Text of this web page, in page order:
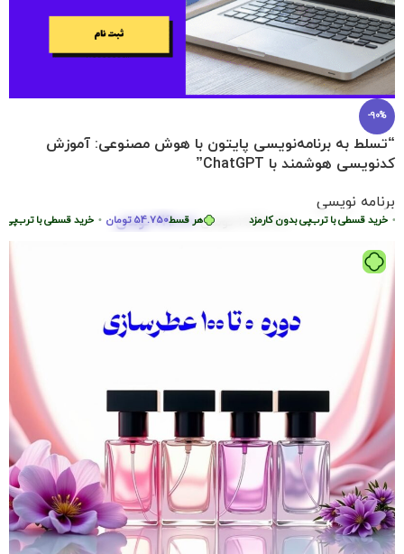
هر قسط54.750تومان • خرید قسطی با ترب‌پی خرید قسطی با ترب‌پی بدون کارمزد
-90%
“تسلط به برنامه‌نویسی پایتون با هوش مصنوعی: آموزش
کدنویسی هوشمند با ChatGPT”
برنامه نویسی
2.290.000 تومان 219.000 تومان